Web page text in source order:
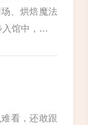
、烘焙魔法
馆中，映入
看，还敢跟